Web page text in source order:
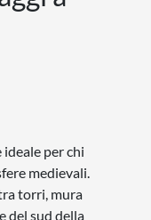
per chi
medievali.
torri, mura
del sud della